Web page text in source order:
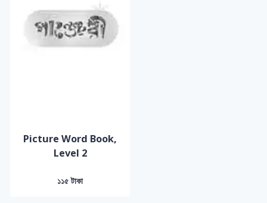
Picture Word Book,
Level 2
১১৫ টাকা